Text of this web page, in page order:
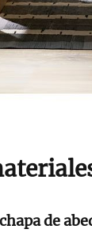
chapa de